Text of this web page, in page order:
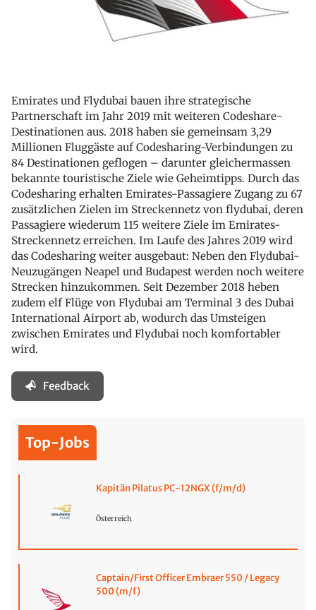
Emirates und Flydubai bauen ihre strategische
Partnerschaft im Jahr 2019 mit weiteren Codeshare-
Destinationen aus. 2018 haben sie gemeinsam 3,29
Millionen Fluggäste auf Codesharing-Verbindungen zu
84 Destinationen geflogen – darunter gleichermassen
bekannte touristische Ziele wie Geheimtipps. Durch das
Codesharing erhalten Emirates-Passagiere Zugang zu 67
zusätzlichen Zielen im Streckennetz von flydubai, deren
Passagiere wiederum 115 weitere Ziele im Emirates-
Streckennetz erreichen. Im Laufe des Jahres 2019 wird
das Codesharing weiter ausgebaut: Neben den Flydubai-
Neuzugängen Neapel und Budapest werden noch weitere
Strecken hinzukommen. Seit Dezember 2018 heben
zudem elf Flüge von Flydubai am Terminal 3 des Dubai
International Airport ab, wodurch das Umsteigen
zwischen Emirates und Flydubai noch komfortabler
wird.
Feedback
Top-Jobs
Kapitän Pilatus PC-12NGX (f/m/d)
Österreich
Captain/First Officer Embraer 550 / Legacy
500 (m/f)